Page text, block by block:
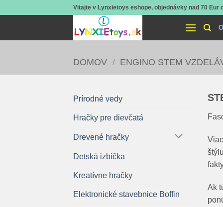
Vitajte v Lynxietoys eshope, objednávky nad 70 Eur
DOMOV / ENGINO STEM
Prírodné vedy
Hračky pre dievčatá
Drevené hračky
Detská izbička
Kreatívne hračky
Elektronické stavebnice Boffin
Ak